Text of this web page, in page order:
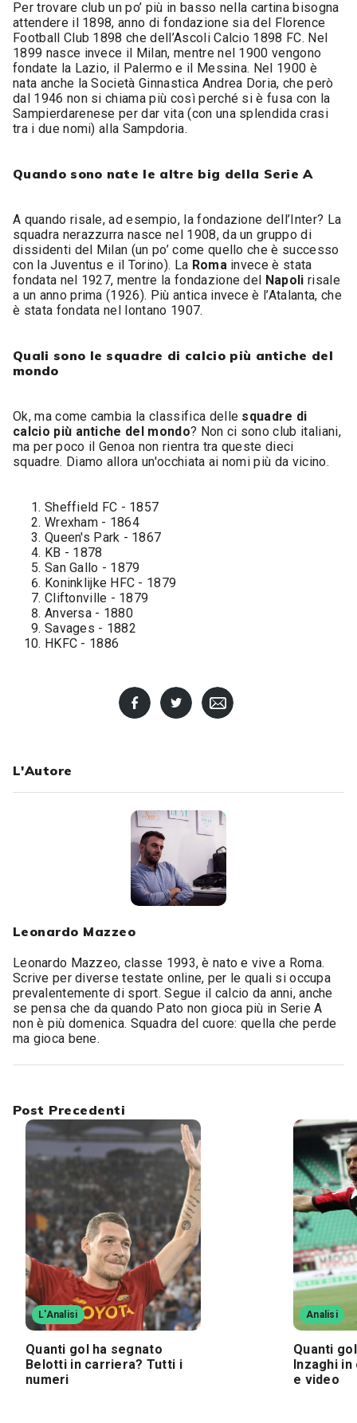
Per trovare club un po’ più in basso nella cartina bisogna
attendere il 1898, anno di fondazione sia del Florence
Football Club 1898 che dell’Ascoli Calcio 1898 FC. Nel
1899 nasce invece il Milan, mentre nel 1900 vengono
fondate la Lazio, il Palermo e il Messina. Nel 1900 è
nata anche la Società Ginnastica Andrea Doria, che però
dal 1946 non si chiama più così perché si è fusa con la
Sampierdarenese per dar vita (con una splendida crasi
tra i due nomi) alla Sampdoria.
Quando sono nate le altre big della Serie A
A quando risale, ad esempio, la fondazione dell’Inter? La
squadra nerazzurra nasce nel 1908, da un gruppo di
dissidenti del Milan (un po’ come quello che è successo
con la Juventus e il Torino). La Romainvece è stata
fondata nel 1927, mentre la fondazione del Napoli risale
a un anno prima (1926). Più antica invece è l’Atalanta, che
è stata fondata nel lontano 1907.
Quali sono le squadre di calcio più antiche del
mondo
Ok, ma come cambia la classifica delle squadre di
calcio più antiche del mondo? Non ci sono club italiani,
ma per poco il Genoa non rientra tra queste dieci
squadre. Diamo allora un'occhiata ai nomi più da vicino.
Sheffield FC - 1857
Wrexham - 1864
Queen's Park - 1867
KB - 1878
San Gallo - 1879
Koninklijke HFC - 1879
Cliftonville - 1879
Anversa - 1880
Savages - 1882
HKFC - 1886
L'Autore
Leonardo Mazzeo
Leonardo Mazzeo, classe 1993, è nato e vive a Roma.
Scrive per diverse testate online, per le quali si occupa
prevalentemente di sport. Segue il calcio da anni, anche
se pensa che da quando Pato non gioca più in Serie A
non è più domenica. Squadra del cuore: quella che perde
ma gioca bene.
Post Precedenti
L'Analisi
Quanti gol ha segnato
Belotti in carriera? Tutti i
numeri
Analisi
Quanti
Inzaghi
e video